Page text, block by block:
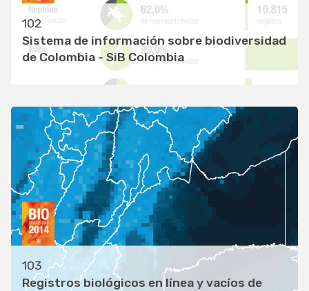
102
Sistema de información sobre biodiversidad
de Colombia - SiB Colombia
103
Registros biológicos en línea y vacíos de